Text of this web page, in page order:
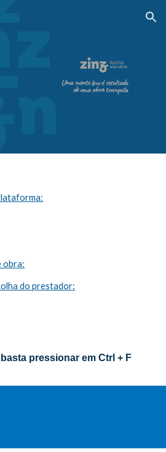
Skip to navigation
obra:
do prestador:
pressionar em Ctrl + F